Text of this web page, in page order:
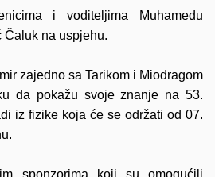
i voditeljima Muhamedu
na uspjehu.
zajedno sa Tarikom i Miodragom
da pokažu svoje znanje na 53.
iz fizike koja će se održati od 07.
sponzorima koji su omogućili